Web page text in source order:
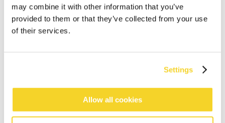
may combine it with other information that you’ve
provided to them or that they’ve collected from your use
of their services.
Settings
Allow all cookies
Bestellingen die op werkdagen vóór 12:00 uur
worden geplaatst, worden dezelfde dag verzonden
BESCHRIJVING